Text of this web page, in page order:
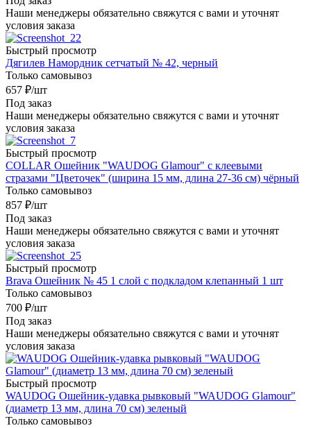
Наши менеджеры обязательно свяжутся с вами и уточнят
условия заказа
Быстрый просмотр
Дягилев Намордник сетчатый № 42, черный
Только самовывоз
657 ₽/шт
Под заказ
Наши менеджеры обязательно свяжутся с вами и уточнят
условия заказа
Быстрый просмотр
COLLAR Ошейник "WAUDOG Glamour" с клеевыми
стразами "Цветочек" (ширина 15 мм, длина 27-36 см) чёрный
Только самовывоз
857 ₽/шт
Под заказ
Наши менеджеры обязательно свяжутся с вами и уточнят
условия заказа
Быстрый просмотр
Brava Ошейник № 45 1 слой с подкладом клепанный 1 шт
Только самовывоз
700 ₽/шт
Под заказ
Наши менеджеры обязательно свяжутся с вами и уточнят
условия заказа
Быстрый просмотр
WAUDOG Ошейник-удавка рывковый "WAUDOG Glamour"
(диаметр 13 мм, длина 70 см) зеленый
Только самовывоз